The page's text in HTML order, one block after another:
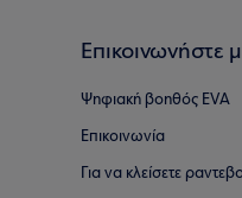
Επικοινωνήστε
Ψηφιακή βοηθός EVA
Επικοινωνία
Για να κλείσετε